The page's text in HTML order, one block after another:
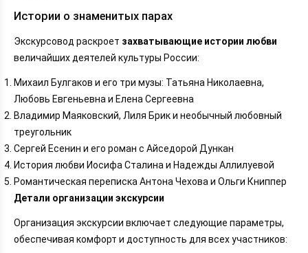
Истории о знаменитых парах
Экскурсовод раскроет захватывающие истории любви
величайших деятелей культуры России:
Михаил Булгаков и его три музы: Татьяна Николаевна,
Любовь Евгеньевна и Елена Сергеевна
Владимир Маяковский, Лиля Брик и необычный любовный
треугольник
Сергей Есенин и его роман с Айседорой Дункан
История любви Иосифа Сталина и Надежды Аллилуевой
Романтическая переписка Антона Чехова и Ольги Книппер
Детали организации экскурсии
Организация экскурсии включает следующие параметры,
обеспечивая комфорт и доступность для всех участников: